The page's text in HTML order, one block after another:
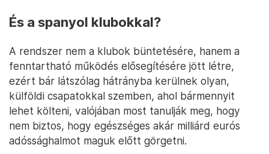
És a spanyol klubokkal?
A rendszer nem a klubok büntetésére, hanem a
fenntartható működés elősegítésére jött létre,
ezért bár látszólag hátrányba kerülnek olyan,
külföldi csapatokkal szemben, ahol bármennyit
lehet költeni, valójában most tanulják meg, hogy
nem biztos, hogy egészséges akár milliárd eurós
adóssághalmot maguk előtt görgetni.